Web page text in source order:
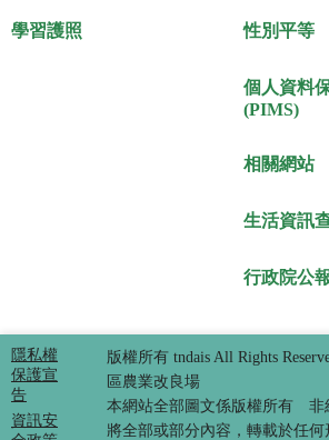
學習護照 性別平等
個人資料
(PIMS)
相關網站
生活資訊
行政院公
隱私權
保護宣
告
資訊安
版權所有 tndais All Rights
區農業改良場
本網站全部圖文係版權所有 非
將全部或部分內容，轉載於任何